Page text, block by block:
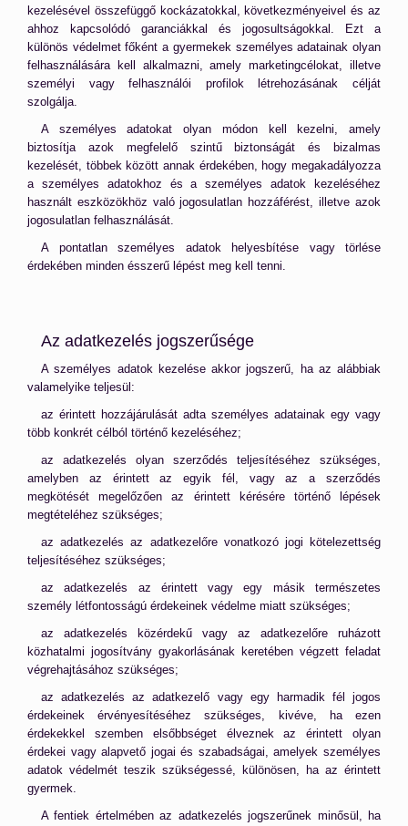
kezelésével összefüggő kockázatokkal, következményeivel és az
ahhoz kapcsolódó garanciákkal és jogosultságokkal. Ezt a
különös védelmet főként a gyermekek személyes adatainak olyan
felhasználására kell alkalmazni, amely marketingcélokat, illetve
személyi vagy felhasználói profilok létrehozásának célját
szolgálja.
A személyes adatokat olyan módon kell kezelni, amely
biztosítja azok megfelelő szintű biztonságát és bizalmas
kezelését, többek között annak érdekében, hogy megakadályozza
a személyes adatokhoz és a személyes adatok kezeléséhez
használt eszközökhöz való jogosulatlan hozzáférést, illetve azok
jogosulatlan felhasználását.
A pontatlan személyes adatok helyesbítése vagy törlése
érdekében minden ésszerű lépést meg kell tenni.
Az adatkezelés jogszerűsége
A személyes adatok kezelése akkor jogszerű, ha az alábbiak
valamelyike teljesül:
az érintett hozzájárulását adta személyes adatainak egy vagy
több konkrét célból történő kezeléséhez;
az adatkezelés olyan szerződés teljesítéséhez szükséges,
amelyben az érintett az egyik fél, vagy az a szerződés
megkötését megelőzően az érintett kérésére történő lépések
megtételéhez szükséges;
az adatkezelés az adatkezelőre vonatkozó jogi kötelezettség
teljesítéséhez szükséges;
az adatkezelés az érintett vagy egy másik természetes
személy létfontosságú érdekeinek védelme miatt szükséges;
az adatkezelés közérdekű vagy az adatkezelőre ruházott
közhatalmi jogosítvány gyakorlásának keretében végzett feladat
végrehajtásához szükséges;
az adatkezelés az adatkezelő vagy egy harmadik fél jogos
érdekeinek érvényesítéséhez szükséges, kivéve, ha ezen
érdekekkel szemben elsőbbséget élveznek az érintett olyan
érdekei vagy alapvető jogai és szabadságai, amelyek személyes
adatok védelmét teszik szükségessé, különösen, ha az érintett
gyermek.
A fentiek értelmében az adatkezelés jogszerűnek minősül, ha